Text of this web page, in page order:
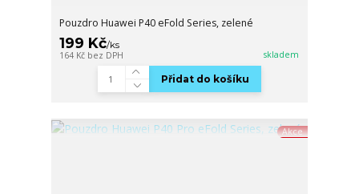
Pouzdro Huawei P40 eFold Series, zelené
199 Kč/ks
164 Kč bez DPH skladem
Přidat do košíku
Akce